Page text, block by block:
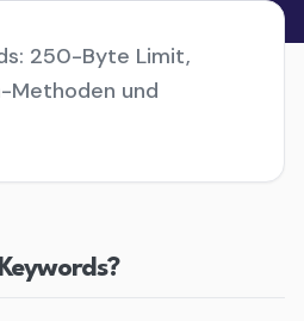
Dashboard
250-Byte Limit,
Methoden und